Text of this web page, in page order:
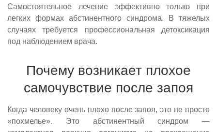
Самостоятельное лечение эффективно только при
легких формах абстинентного синдрома. В тяжелых
случаях требуется профессиональная детоксикация
под наблюдением врача.
Почему возникает плохое
самочувствие после запоя
Когда человеку очень плохо после запоя, это не просто
«похмелье». Это абстинентный синдром —